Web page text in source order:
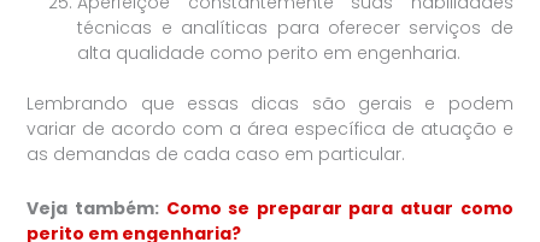
técnicas e analíticas para oferecer serviços de
alta qualidade como perito em engenharia.
Lembrando que essas dicas são gerais e podem
variar de acordo com a área específica de atuação e
as demandas de cada caso em particular.
Veja também: Como se preparar para atuar como
perito em engenharia?